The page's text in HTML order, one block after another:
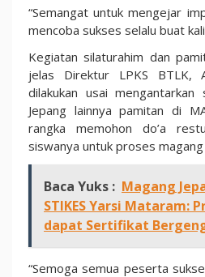
“Semangat untuk mengejar
mencoba sukses selalu buat
Kegiatan silaturahim dan
jelas Direktur LPKS BTLK,
dilakukan usai
Jepang lainnya pamitan di
rangka memohon do’a
siswanya untuk proses magang
Baca Yuks : Magang
STIKES Yarsi Mataram:
dapat Sertifikat
“Semoga semua peserta